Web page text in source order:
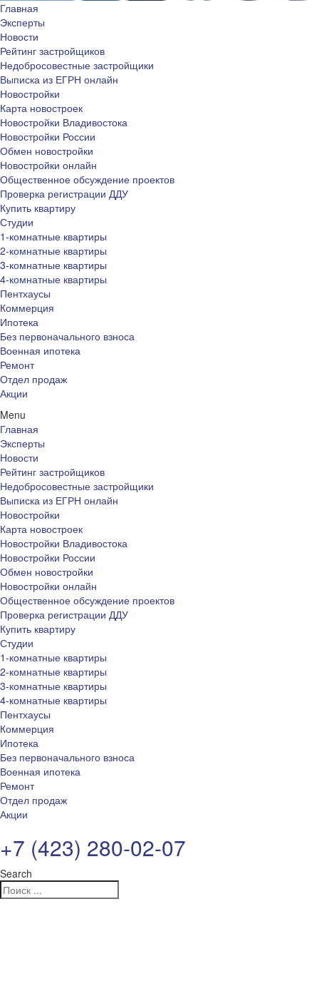
Главная
Эксперты
Новости
Рейтинг застройщиков
Недобросовестные застройщики
Выписка из ЕГРН онлайн
Новостройки
Карта новостроек
Новостройки Владивостока
Новостройки России
Обмен новостройки
Новостройки онлайн
Общественное обсуждение проектов
Проверка регистрации ДДУ
Купить квартиру
Студии
1-комнатные квартиры
2-комнатные квартиры
3-комнатные квартиры
4-комнатные квартиры
Пентхаусы
Коммерция
Ипотека
Без первоначального взноса
Военная ипотека
Ремонт
Отдел продаж
Акции
Menu
Главная
Эксперты
Новости
Рейтинг застройщиков
Недобросовестные застройщики
Выписка из ЕГРН онлайн
Новостройки
Карта новостроек
Новостройки Владивостока
Новостройки России
Обмен новостройки
Новостройки онлайн
Общественное обсуждение проектов
Проверка регистрации ДДУ
Купить квартиру
Студии
1-комнатные квартиры
2-комнатные квартиры
3-комнатные квартиры
4-комнатные квартиры
Пентхаусы
Коммерция
Ипотека
Без первоначального взноса
Военная ипотека
Ремонт
Отдел продаж
Акции
+7 (423) 280-02-07
Search